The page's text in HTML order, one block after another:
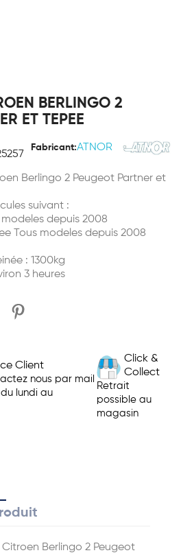
BERLINGO 2
ET TEPEE
Fabricant:ATNOR
Berlingo 2 Peugeot Partner et
suivant :
depuis 2008
Tous modeles depuis 2008
: 1300kg
3 heures
Client
nous par mail
lundi au
Click &
Collect
Retrait
possible au
magasin
Berlingo 2 Peugeot